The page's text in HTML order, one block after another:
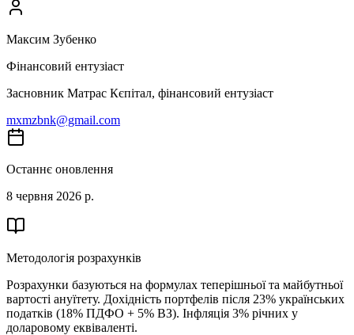
Максим Зубенко
Фінансовий ентузіаст
Засновник Матрас Кєпітал, фінансовий ентузіаст
mxmzbnk@gmail.com
Останнє оновлення
8 червня 2026 р.
Методологія розрахунків
Розрахунки базуються на формулах теперішньої та майбутньої
вартості ануїтету. Дохідність портфелів після 23% українських
податків (18% ПДФО + 5% ВЗ). Інфляція 3% річних у
доларовому еквіваленті.